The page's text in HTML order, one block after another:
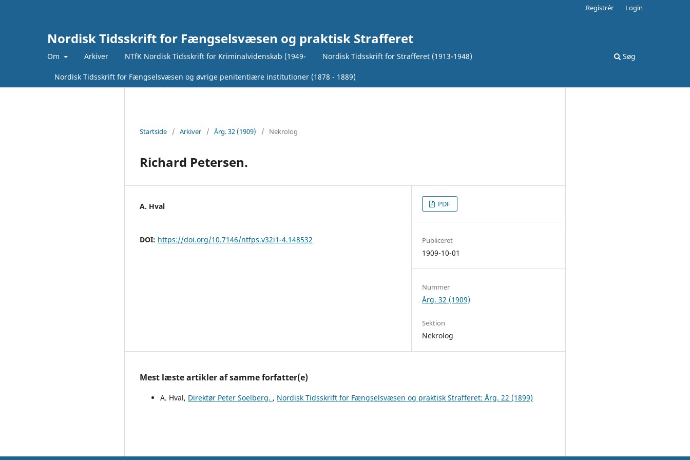
Nordisk Tidsskrift for Fængselsvæsen og praktisk Strafferet
Om Arkiver NTfK Nordisk Tidsskrift for Kriminalvidenskab (1949- Nordisk Tidsskrift for Strafferet (1913-1948)
Nordisk Tidsskrift for Fængselsvæsen og øvrige penitentiære institutioner (1878 - 1889)
Søg
Registrér Login
Startside / Arkiver / Årg. 32 (1909) / Nekrolog
Richard Petersen.
A. Hval
DOI: https://doi.org/10.7146/ntfps.v32i1-4.148532
PDF
Publiceret
1909-10-01
Nummer
Årg. 32 (1909)
Sektion
Nekrolog
Mest læste artikler af samme forfatter(e)
A. Hval, Direktør Peter Soelberg. , Nordisk Tidsskrift for Fængselsvæsen og praktisk Strafferet: Årg. 22 (1899)